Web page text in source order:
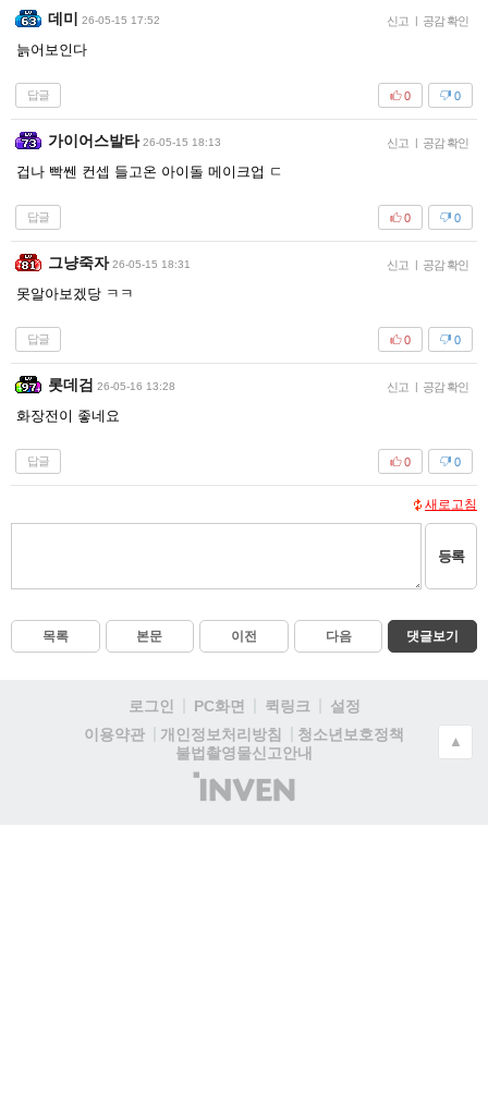
데미 26-05-15 17:52 신고 | 공감 확인
늙어보인다
답글 0
0
가이어스발타 26-05-15 18:13 신고 | 공감 확인
겁나 빡쎈 컨셉 들고온 아이돌 메이크업 ㄷ
답글 0
0
그냥죽자 26-05-15 18:31 신고 | 공감 확인
못알아보겠당 ㅋㅋ
답글 0
0
롯데검 26-05-16 13:28 신고 | 공감 확인
화장전이 좋네요
답글 0
0
새로고침
등록
목록 본문 이전 다음 댓글보기
로그인 PC화면 퀵링크
설정
이용약관
개인정보처리방침
청소년보호정책
불법촬영물신고안내
(주)
인
▲